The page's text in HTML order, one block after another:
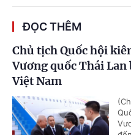
ĐỌC THÊM
Chủ tịch Quốc hội
Vương quốc Thái
Việt Nam